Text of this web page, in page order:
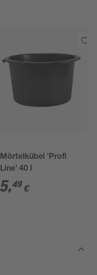
Mörtelkübel 'Profi
Line' 40 l
5,49 €